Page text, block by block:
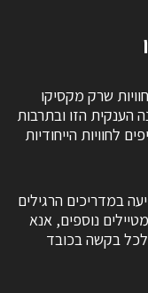
שרק מקסיקו
הענקית הזו ובתרבות
לחוויות הייחודיות
במדריכים הרגילים
נוספים, אנא
לכל בקשה בכובד